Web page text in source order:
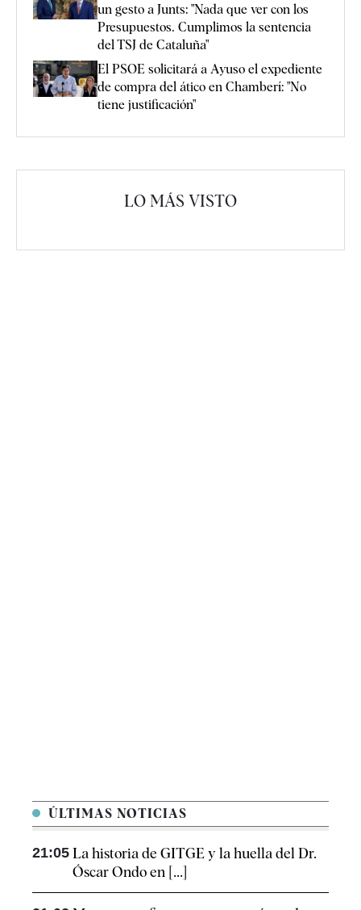
un gesto a Junts: "Nada que ver con los
Presupuestos. Cumplimos la sentencia
del TSJ de Cataluña"
El PSOE solicitará a Ayuso el expediente
de compra del ático en Chamberí: "No
tiene justificación"
LO MÁS VISTO
ÚLTIMAS NOTICIAS
21:05 La historia de GITGE y la huella del Dr.
Óscar Ondo en [...]